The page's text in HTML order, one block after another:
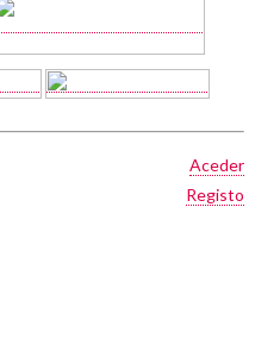
Aceder
Registo